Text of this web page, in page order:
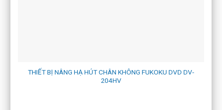
THIẾT BỊ NÂNG HẠ HÚT CHÂN KHÔNG FUKOKU DVD DV-
204HV